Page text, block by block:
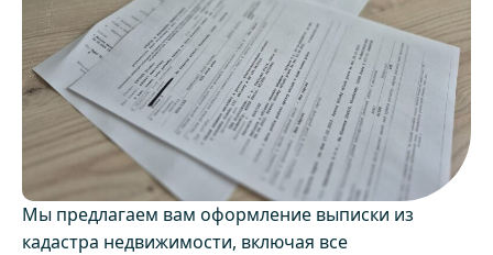
Мы предлагаем вам оформление выписки из
кадастра недвижимости, включая все